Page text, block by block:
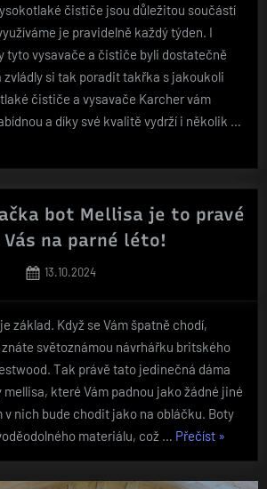
čističe jsou důležitou součástí
je pravidelně každý týden. I
tyto vysavače a čističe byli dostatečně
zvládly si tak poradit takřka s jakoukoli
čističe a vysavače Karcher vám
a díky své kvalitě vydrží i několik …
bot Mellisa je to pravé
Vás na parné léto!
Posted
13.10.2024
základ. Když se Vám špatně chodí,
světoznámou návrhářku britského
Tak právě tato jedinečná dáma
které Vám padnou jako žádné jiné
v nich bude chodit jako na obláčku. Boty
materiálu, což … Přečíst
bot
»